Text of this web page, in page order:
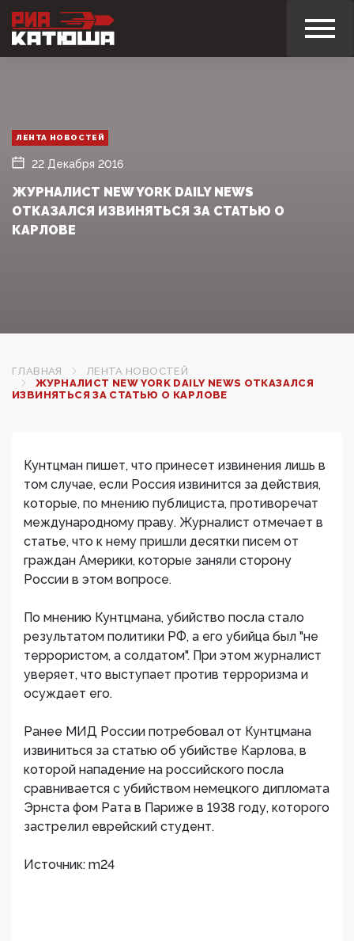
ЛЕНТА НОВОСТЕЙ
22 Декабря 2016
ЖУРНАЛИСТ NEW YORK DAILY NEWS
ОТКАЗАЛСЯ ИЗВИНЯТЬСЯ ЗА СТАТЬЮ О
КАРЛОВЕ‍
ГЛАВНАЯ
ЛЕНТА НОВОСТЕЙ
ЖУРНАЛИСТ NEW YORK DAILY NEWS ОТКАЗАЛСЯ
ИЗВИНЯТЬСЯ ЗА СТАТЬЮ О КАРЛОВЕ‍
Кунтцман пишет, что принесет извинения лишь в
том случае, если Россия извинится за действия,
которые, по мнению публициста, противоречат
международному праву. Журналист отмечает в
статье, что к нему пришли десятки писем от
граждан Америки, которые заняли сторону
России в этом вопросе.
По мнению Кунтцмана, убийство посла стало
результатом политики РФ, а его убийца был "не
террористом, а солдатом". При этом журналист
уверяет, что выступает против терроризма и
осуждает его.
Ранее МИД России потребовал от Кунтцмана
извиниться за статью об убийстве Карлова, в
которой нападение на российского посла
сравнивается с убийством немецкого дипломата
Эрнста фом Рата в Париже в 1938 году, которого
застрелил еврейский студент.
Источник: m24